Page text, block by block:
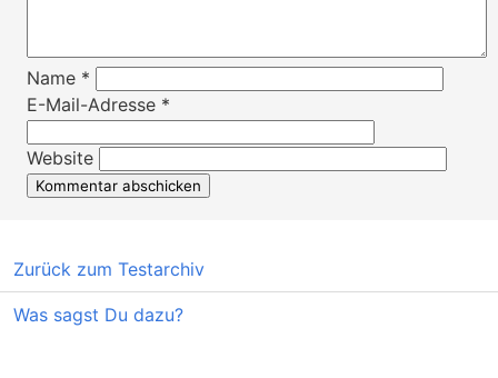
Name *
E-Mail-Adresse *
Website
Zurück zum Testarchiv
Was sagst Du dazu?